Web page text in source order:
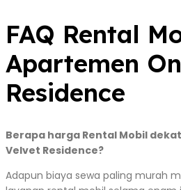
FAQ Rental
Apartemen
Residence
Berapa harga Rental Mobil
Velvet Residence?
Adapun biaya sewa paling murah